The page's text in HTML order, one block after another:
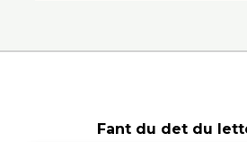
Fant du det du